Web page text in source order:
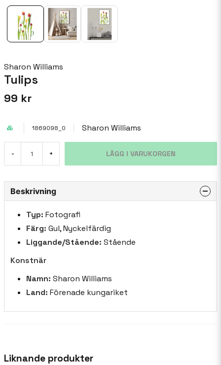
Sharon Williams
Tulips
99 kr
1869098_0 Sharon Williams
- + LÄGG I VARUKORGEN
Beskrivning
Typ: Fotografi
Färg: Gul, Nyckelfärdig
Liggande/Stående: Stående
Konstnär
Namn: Sharon Williams
Land: Förenade kungariket
Liknande produkter